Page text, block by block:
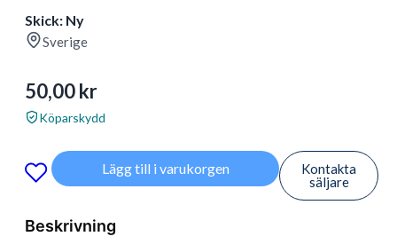
Skick: Ny
Sverige
50,00kr
Köparskydd
Lägg till i varukorgen
Kontakta
säljare
Beskrivning